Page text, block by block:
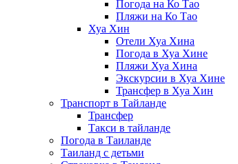
Погода на Ко Тао
Пляжи на Ко Тао
Хуа Хин
Отели Хуа Хина
Погода в Хуа Хине
Пляжи Хуа Хина
Экскурсии в Хуа Хине
Трансфер в Хуа Хин
Транспорт в Тайланде
Трансфер
Такси в тайланде
Погода в Таиланде
Таиланд с детьми